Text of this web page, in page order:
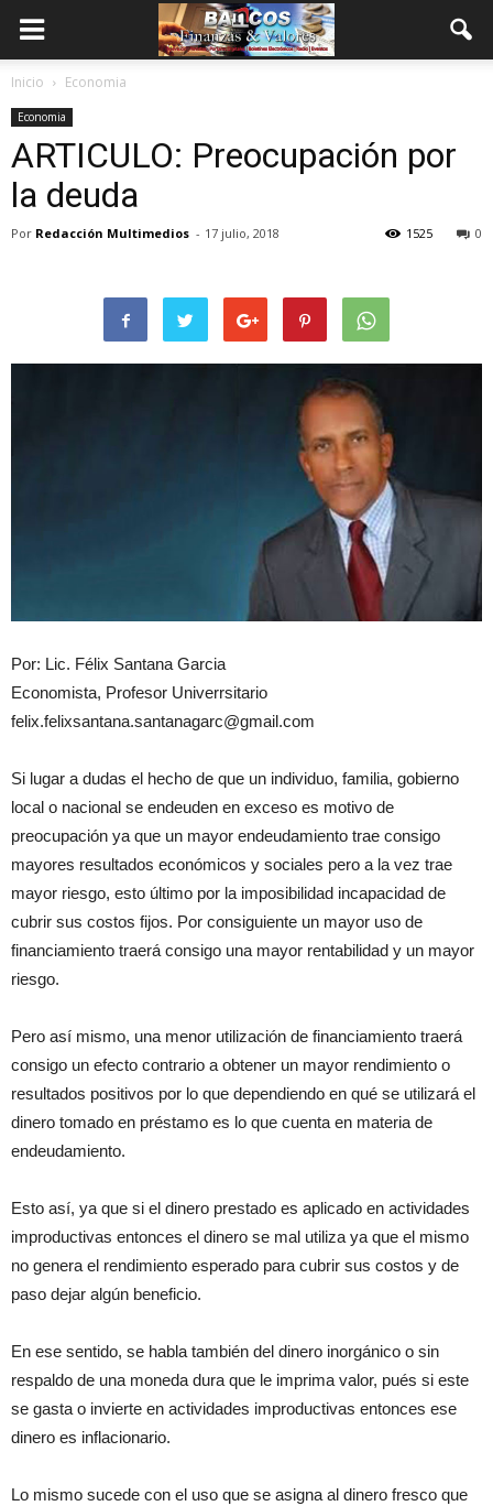
Inicio Economia
Economia
ARTICULO: Preocupación por
la deuda
Por Redacción Multimedios - 17 julio, 2018 0
1525
Por: Lic. Félix Santana Garcia
Economista, Profesor Univerrsitario
felix.felixsantana.santanagarc@gmail.com
Si lugar a dudas el hecho de que un individuo, familia, gobierno
local o nacional se endeuden en exceso es motivo de
preocupación ya que un mayor endeudamiento trae consigo
mayores resultados económicos y sociales pero a la vez trae
mayor riesgo, esto último por la imposibilidad incapacidad de
cubrir sus costos fijos. Por consiguiente un mayor uso de
financiamiento traerá consigo una mayor rentabilidad y un mayor
riesgo.
Pero así mismo, una menor utilización de financiamiento traerá
consigo un efecto contrario a obtener un mayor rendimiento o
resultados positivos por lo que dependiendo en qué se utilizará el
dinero tomado en préstamo es lo que cuenta en materia de
endeudamiento.
Esto así, ya que si el dinero prestado es aplicado en actividades
improductivas entonces el dinero se mal utiliza ya que el mismo
no genera el rendimiento esperado para cubrir sus costos y de
paso dejar algún beneficio.
En ese sentido, se habla también del dinero inorgánico o sin
respaldo de una moneda dura que le imprima valor, pués si este
se gasta o invierte en actividades improductivas entonces ese
dinero es inflacionario.
Lo mismo sucede con el uso que se asigna al dinero fresco que